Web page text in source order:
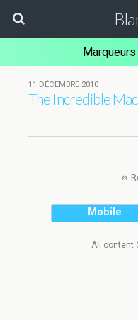
Marqueurs
11 DÉCEMBRE 2010
The Incredible
Mobile
All content